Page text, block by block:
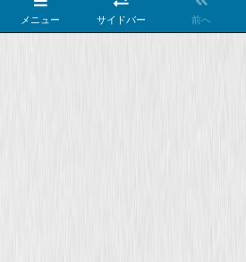
メニュー サイドバー 前へ